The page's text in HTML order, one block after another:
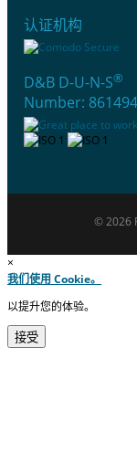
认证机构
D&B D-U-N-S®
Number:
© 2026
×
我们使用 Cookie。
以提升您的体验。
接受